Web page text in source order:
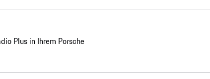
Plus in Ihrem Porsche